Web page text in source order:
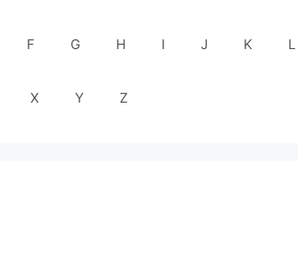
F G H I J K L
X Y Z